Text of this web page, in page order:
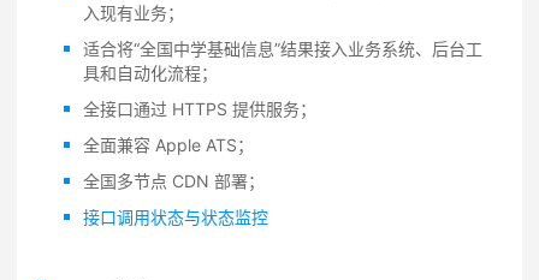
入现有业务；
适合将“全国中学基础信息”结果接入业务系统、后台工
具和自动化流程；
全接口通过 HTTPS 提供服务；
全面兼容 Apple ATS；
全国多节点 CDN 部署；
接口调用状态与状态监控